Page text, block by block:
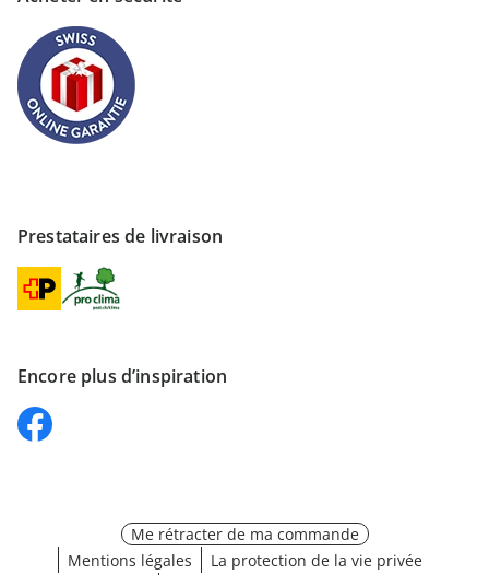
Prestataires de livraison
Encore plus d’inspiration
Me rétracter de ma commande
Mentions légales
La protection de la vie privée